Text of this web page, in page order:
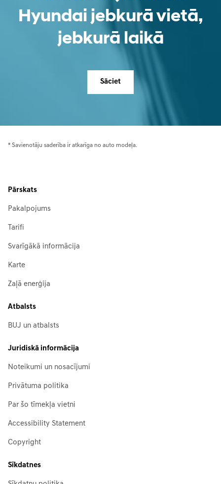
Hyundai jebkurā vietā,
jebkurā laikā
Sāciet
* Savienotāju saderība ir atkarīga no auto modeļa.
Pārskats
Pakalpojums
Tarifi
Svarīgākā informācija
Karte
Zaļā enerģija
Atbalsts
BUJ un atbalsts
Juridiskā informācija
Noteikumi un nosacījumi
Privātuma politika
Par šo tīmekļa vietni
Accessibility Statement
Copyright
Sīkdatnes